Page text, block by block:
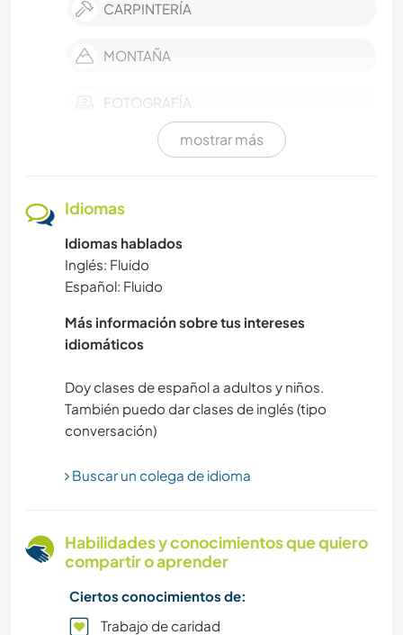
CARPINTERÍA
MONTAÑA
FOTOGRAFÍA
DIBUJO Y PINTURA
AUTODESARROLLO
POLÍTICA / JUSTICIA SOCIAL
MASCOTAS
PELÍCULAS Y TELEVISIÓN
LGBT+
AGRICULTURA
CULTURA
TRABAJO DE CARIDAD
mostrar más
Idiomas
Idiomas hablados
Inglés: Fluido
Español: Fluido
Más información sobre tus intereses
idiomáticos
Doy clases de español a adultos y niños.
También puedo dar clases de inglés (tipo
Buscar un colega de idioma
Habilidades y conocimientos que quiero
compartir o aprender
Ciertos conocimientos de:
Trabajo de caridad